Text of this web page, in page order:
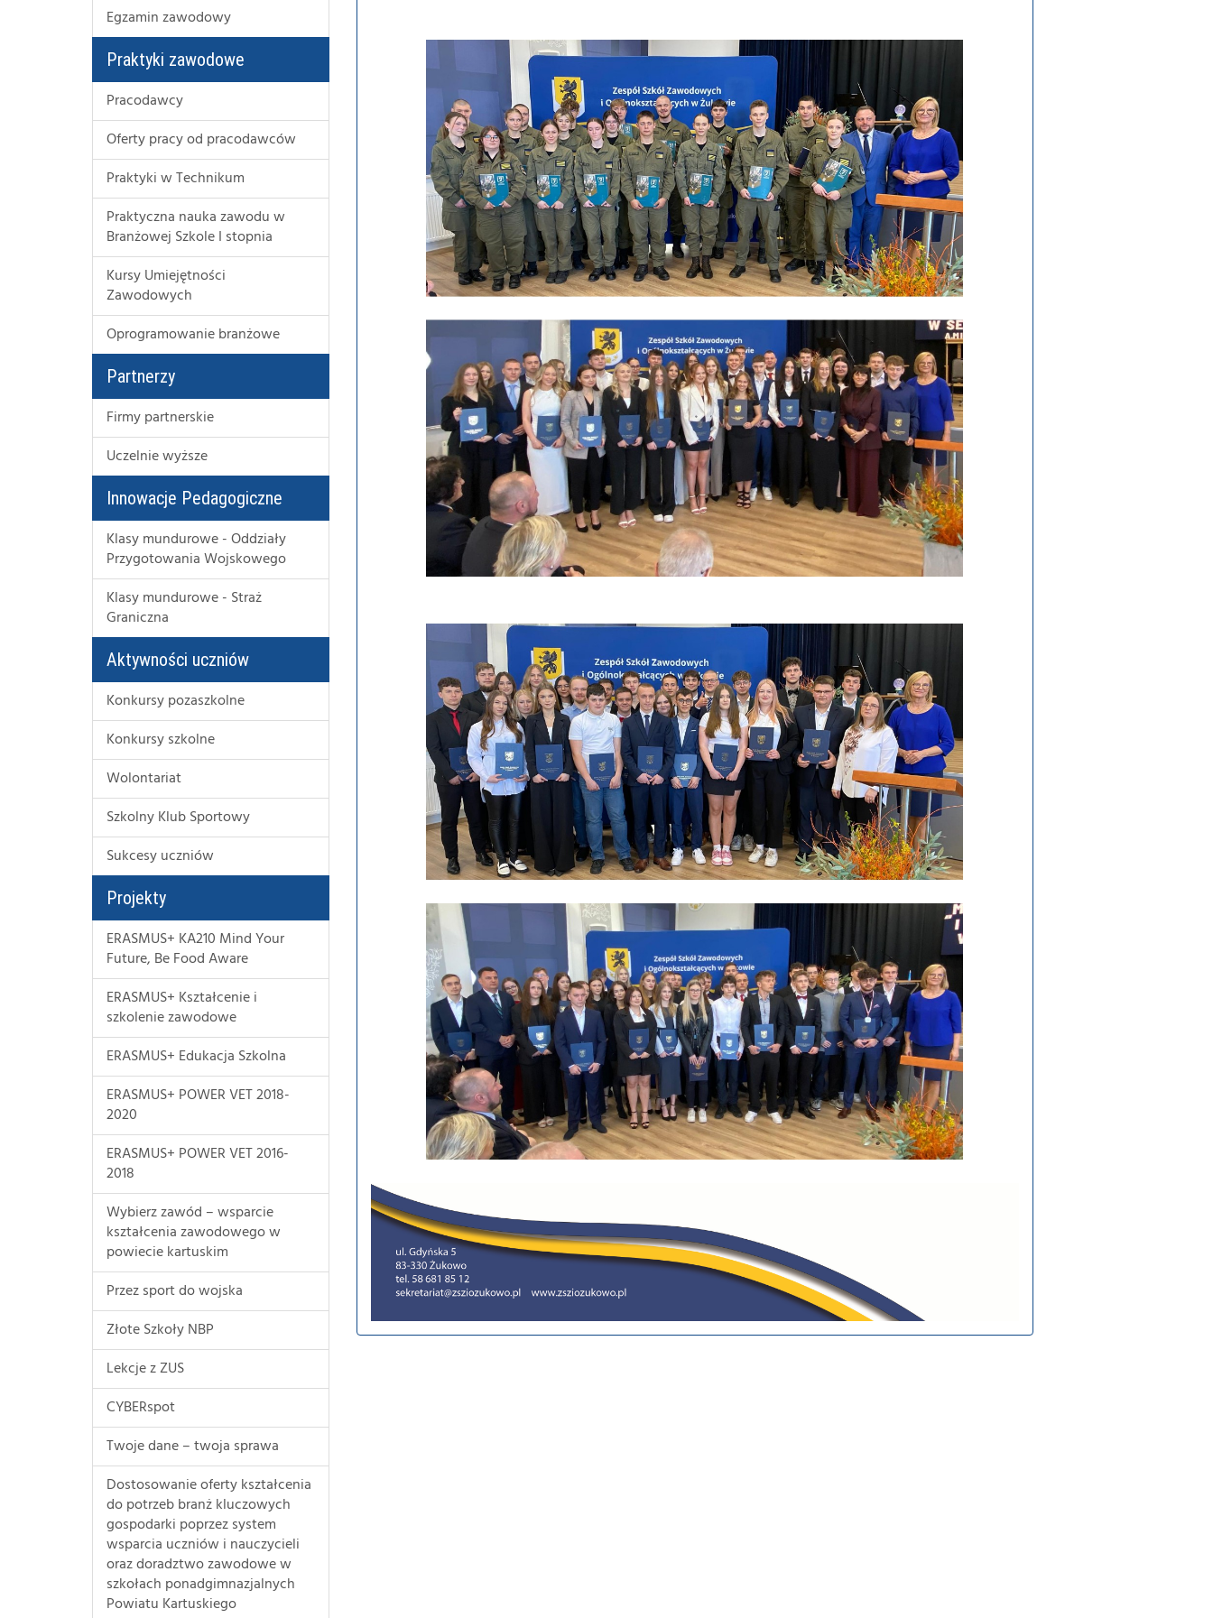
Egzamin zawodowy
Praktyki zawodowe
Pracodawcy
Oferty pracy od pracodawców
Praktyki w Technikum
Praktyczna nauka zawodu w
Branżowej Szkole I stopnia
Kursy Umiejętności
Zawodowych
Oprogramowanie branżowe
Partnerzy
Firmy partnerskie
Uczelnie wyższe
Innowacje Pedagogiczne
Klasy mundurowe - Oddziały
Przygotowania Wojskowego
Klasy mundurowe - Straż
Graniczna
Aktywności uczniów
Konkursy pozaszkolne
Konkursy szkolne
Wolontariat
Szkolny Klub Sportowy
Sukcesy uczniów
Projekty
ERASMUS+ KA210 Mind Your
Future, Be Food Aware
ERASMUS+ Kształcenie i
szkolenie zawodowe
ERASMUS+ Edukacja Szkolna
ERASMUS+ POWER VET 2018-
2020
ERASMUS+ POWER VET 2016-
2018
Wybierz zawód – wsparcie
kształcenia zawodowego w
powiecie kartuskim
Przez sport do wojska
Złote Szkoły NBP
Lekcje z ZUS
CYBERspot
Twoje dane – twoja sprawa
Dostosowanie oferty kształcenia
do potrzeb branż kluczowych
gospodarki poprzez system
wsparcia uczniów i nauczycieli
oraz doradztwo zawodowe w
szkołach ponadgimnazjalnych
Powiatu Kartuskiego